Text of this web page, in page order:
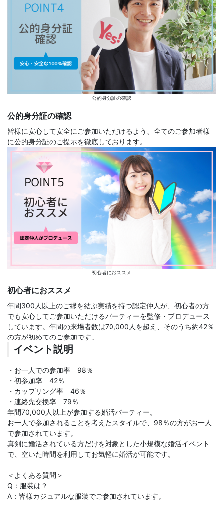
公的身分証の確認
公的身分証の確認
皆様に安心して安全にご参加いただけるよう、全てのご参加者様
に公的身分証のご提示を徹底しております。
初心者におススメ
初心者におススメ
年間300人以上のご縁を結ぶ実績を持つ認定仲人が、初心者の方
でも安心してご参加いただけるパーティーを監修・プロデュース
しています。年間の来場者数は70,000人を超え、そのうち約42％
の方が初めてのご参加です。
イベント説明
・お一人での参加率 98％
・初参加率 42％
・カップリング率 46％
・連絡先交換率 79％
年間70,000人以上が参加する婚活パーティー。
お一人で参加されることを考えたスタイルで、98％の方がお一人
で参加されています。
真剣に婚活されている方だけを対象とした小規模な婚活イベント
で、空いた時間を利用してお気軽に婚活が可能です。
＜よくある質問＞
Q：服装は？
A：皆様カジュアルな服装でご参加されています。